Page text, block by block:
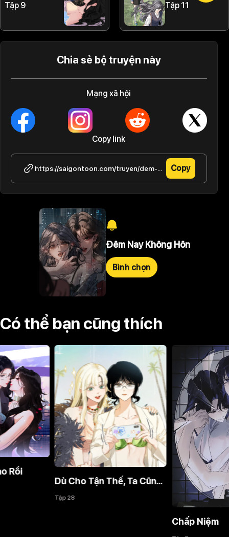
Tập 9
Tập 11
Chia sẻ bộ truyện này
Mạng xã hội
Copy link
Copy
Đêm Nay Không Hôn
Bình chọn
Có thể bạn cũng thích
Dù Cho Tận Thế, Ta Cũng Không Thích Ngươi!